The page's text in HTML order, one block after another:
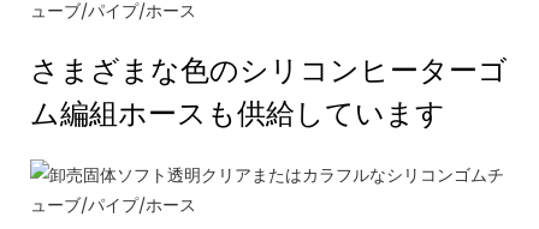
さまざまな色のシリコンヒーターゴ
ム編組ホースも供給しています